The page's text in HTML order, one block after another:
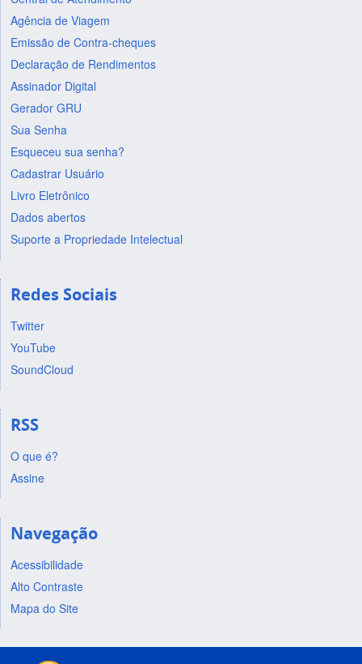
Agência de Viagem
Emissão de Contra-cheques
Declaração de Rendimentos
Assinador Digital
Gerador GRU
Sua Senha
Esqueceu sua senha?
Cadastrar Usuário
Livro Eletrônico
Dados abertos
Suporte a Propriedade Intelectual
Redes Sociais
Twitter
YouTube
SoundCloud
RSS
O que é?
Assine
Navegação
Acessibilidade
Alto Contraste
Mapa do Site